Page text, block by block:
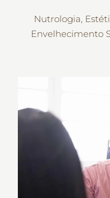
Nutrologia,
Envelhecimento